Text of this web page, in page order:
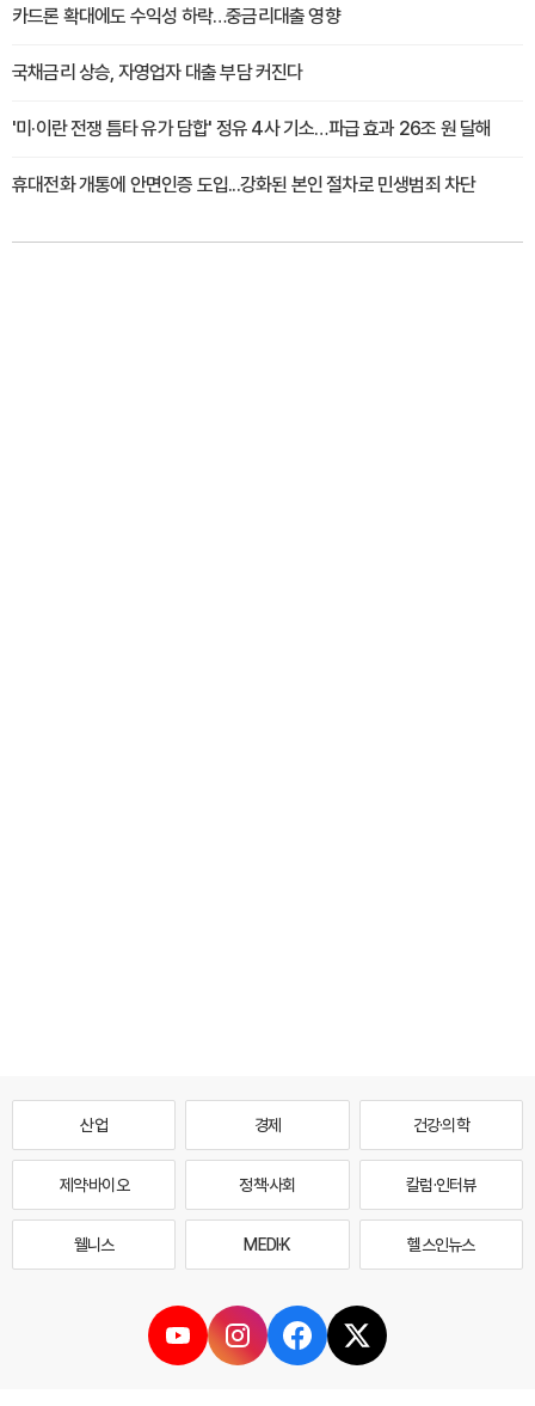
카드론 확대에도 수익성 하락…중금리대출 영향
국채금리 상승, 자영업자 대출 부담 커진다
'미·이란 전쟁 틈타 유가 담합' 정유 4사 기소…파급 효과 26조 원 달해
휴대전화 개통에 안면인증 도입...강화된 본인 절차로 민생범죄 차단
산업 경제 건강·의학
제약·바이오 정책·사회 칼럼·인터뷰
웰니스 MEDI·K 헬스인뉴스